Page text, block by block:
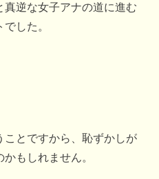
逆な女子アナの道に進む
した。
とですから、恥ずかしが
もしれません。